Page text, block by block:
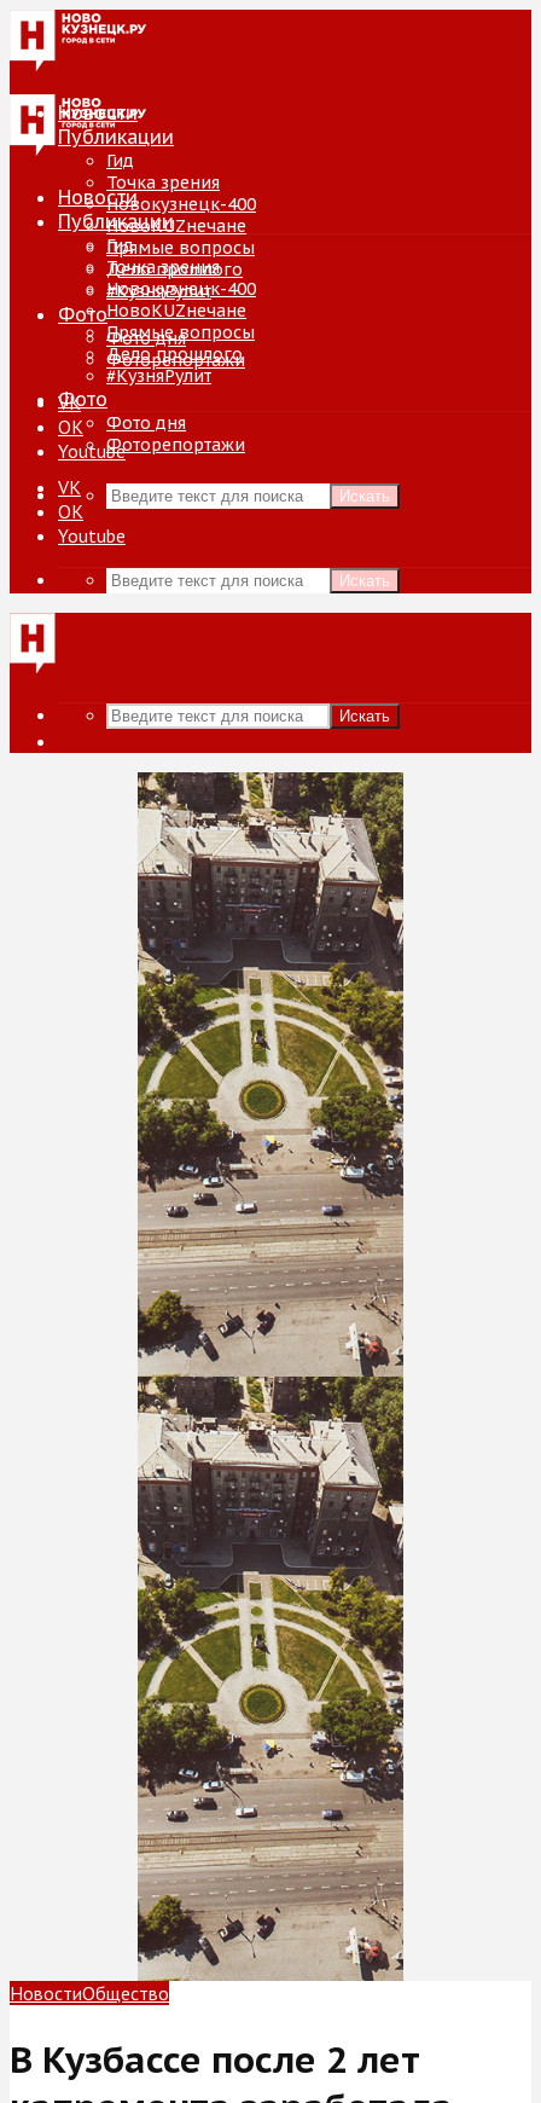
Новости
Публикации
Гид
Точка зрения
Новокузнецк-400
НовоKUZнечане
Прямые вопросы
Дело прошлого
#КузняРулит
Фото
Фото дня
Фоторепортажи
VK
ОК
Youtube
Искать
Новости
Публикации
Гид
Точка зрения
Новокузнецк-400
НовоKUZнечане
Прямые вопросы
Дело прошлого
#КузняРулит
Фото
Фото дня
Фоторепортажи
VK
ОК
Youtube
Искать
Искать
НовостиОбщество
В Кузбассе после 2 лет